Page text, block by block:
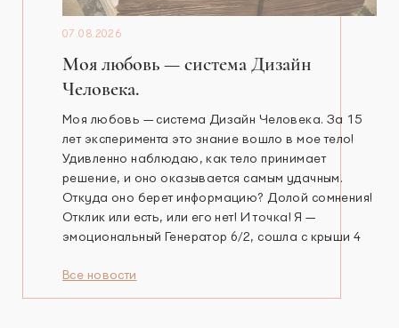
07.08.2026
Моя любовь — система Дизайн
Человека.
Моя любовь — система Дизайн Человека. За 15
лет эксперимента это знание вошло в мое тело!
Удивленно наблюдаю, как тело принимает
решение, и оно оказывается самым удачным.
Откуда оно берет информацию? Долой сомнения!
Отклик или есть, или его нет! И точка! Я —
эмоциональный Генератор 6/2, сошла с крыши 4
Все новости